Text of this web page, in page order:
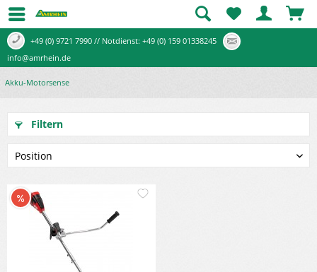
+49 (0) 9721 7990 // Notdienst: +49 (0) 159 01338245
info@amrhein.de
Akku-Motorsense
Filtern